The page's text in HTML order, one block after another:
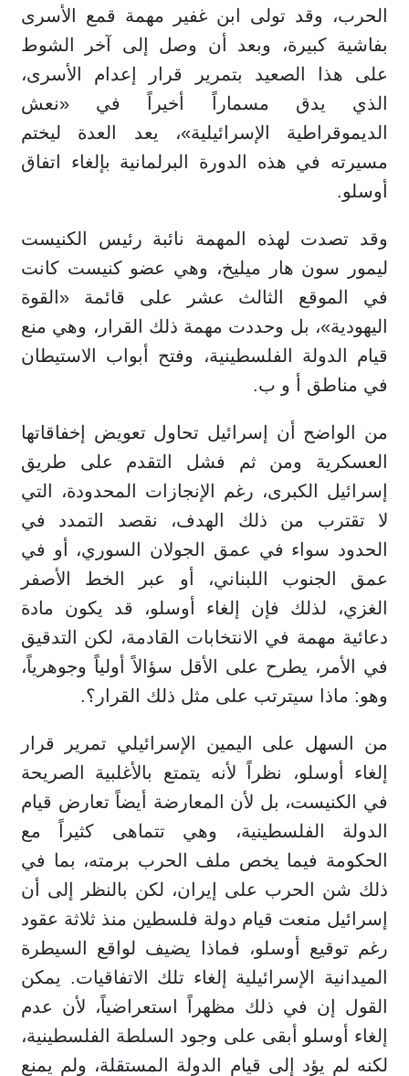
الحرب، وقد تولى ابن غفير مهمة قمع الأسرى
بفاشية كبيرة، وبعد أن وصل إلى آخر الشوط
على هذا الصعيد بتمرير قرار إعدام الأسرى،
الذي يدق مسماراً أخيراً في «نعش
الديموقراطية الإسرائيلية»، يعد العدة ليختم
مسيرته في هذه الدورة البرلمانية بإلغاء اتفاق
أوسلو.
وقد تصدت لهذه المهمة نائبة رئيس الكنيست
ليمور سون هار ميليخ، وهي عضو كنيست كانت
في الموقع الثالث عشر على قائمة «القوة
اليهودية»، بل وحددت مهمة ذلك القرار، وهي منع
قيام الدولة الفلسطينية، وفتح أبواب الاستيطان
في مناطق أ و ب.
من الواضح أن إسرائيل تحاول تعويض إخفاقاتها
العسكرية ومن ثم فشل التقدم على طريق
إسرائيل الكبرى، رغم الإنجازات المحدودة، التي
لا تقترب من ذلك الهدف، نقصد التمدد في
الحدود سواء في عمق الجولان السوري، أو في
عمق الجنوب اللبناني، أو عبر الخط الأصفر
الغزي، لذلك فإن إلغاء أوسلو، قد يكون مادة
دعائية مهمة في الانتخابات القادمة، لكن التدقيق
في الأمر، يطرح على الأقل سؤالاً أولياً وجوهرياً،
وهو: ماذا سيترتب على مثل ذلك القرار؟.
من السهل على اليمين الإسرائيلي تمرير قرار
إلغاء أوسلو، نظراً لأنه يتمتع بالأغلبية الصريحة
في الكنيست، بل لأن المعارضة أيضاً تعارض قيام
الدولة الفلسطينية، وهي تتماهى كثيراً مع
الحكومة فيما يخص ملف الحرب برمته، بما في
ذلك شن الحرب على إيران، لكن بالنظر إلى أن
إسرائيل منعت قيام دولة فلسطين منذ ثلاثة عقود
رغم توقيع أوسلو، فماذا يضيف لواقع السيطرة
الميدانية الإسرائيلية إلغاء تلك الاتفاقيات. يمكن
القول إن في ذلك مظهراً استعراضياً، لأن عدم
إلغاء أوسلو أبقى على وجود السلطة الفلسطينية،
لكنه لم يؤد إلى قيام الدولة المستقلة، ولم يمنع